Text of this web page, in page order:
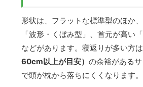
形状は、フラットな標準型のほか
「波形・くぼみ型」、首元が高い
などがあります。寝返りが多い方
60cm以上が目安）の余裕がある
で頭が枕から落ちにくくなります。